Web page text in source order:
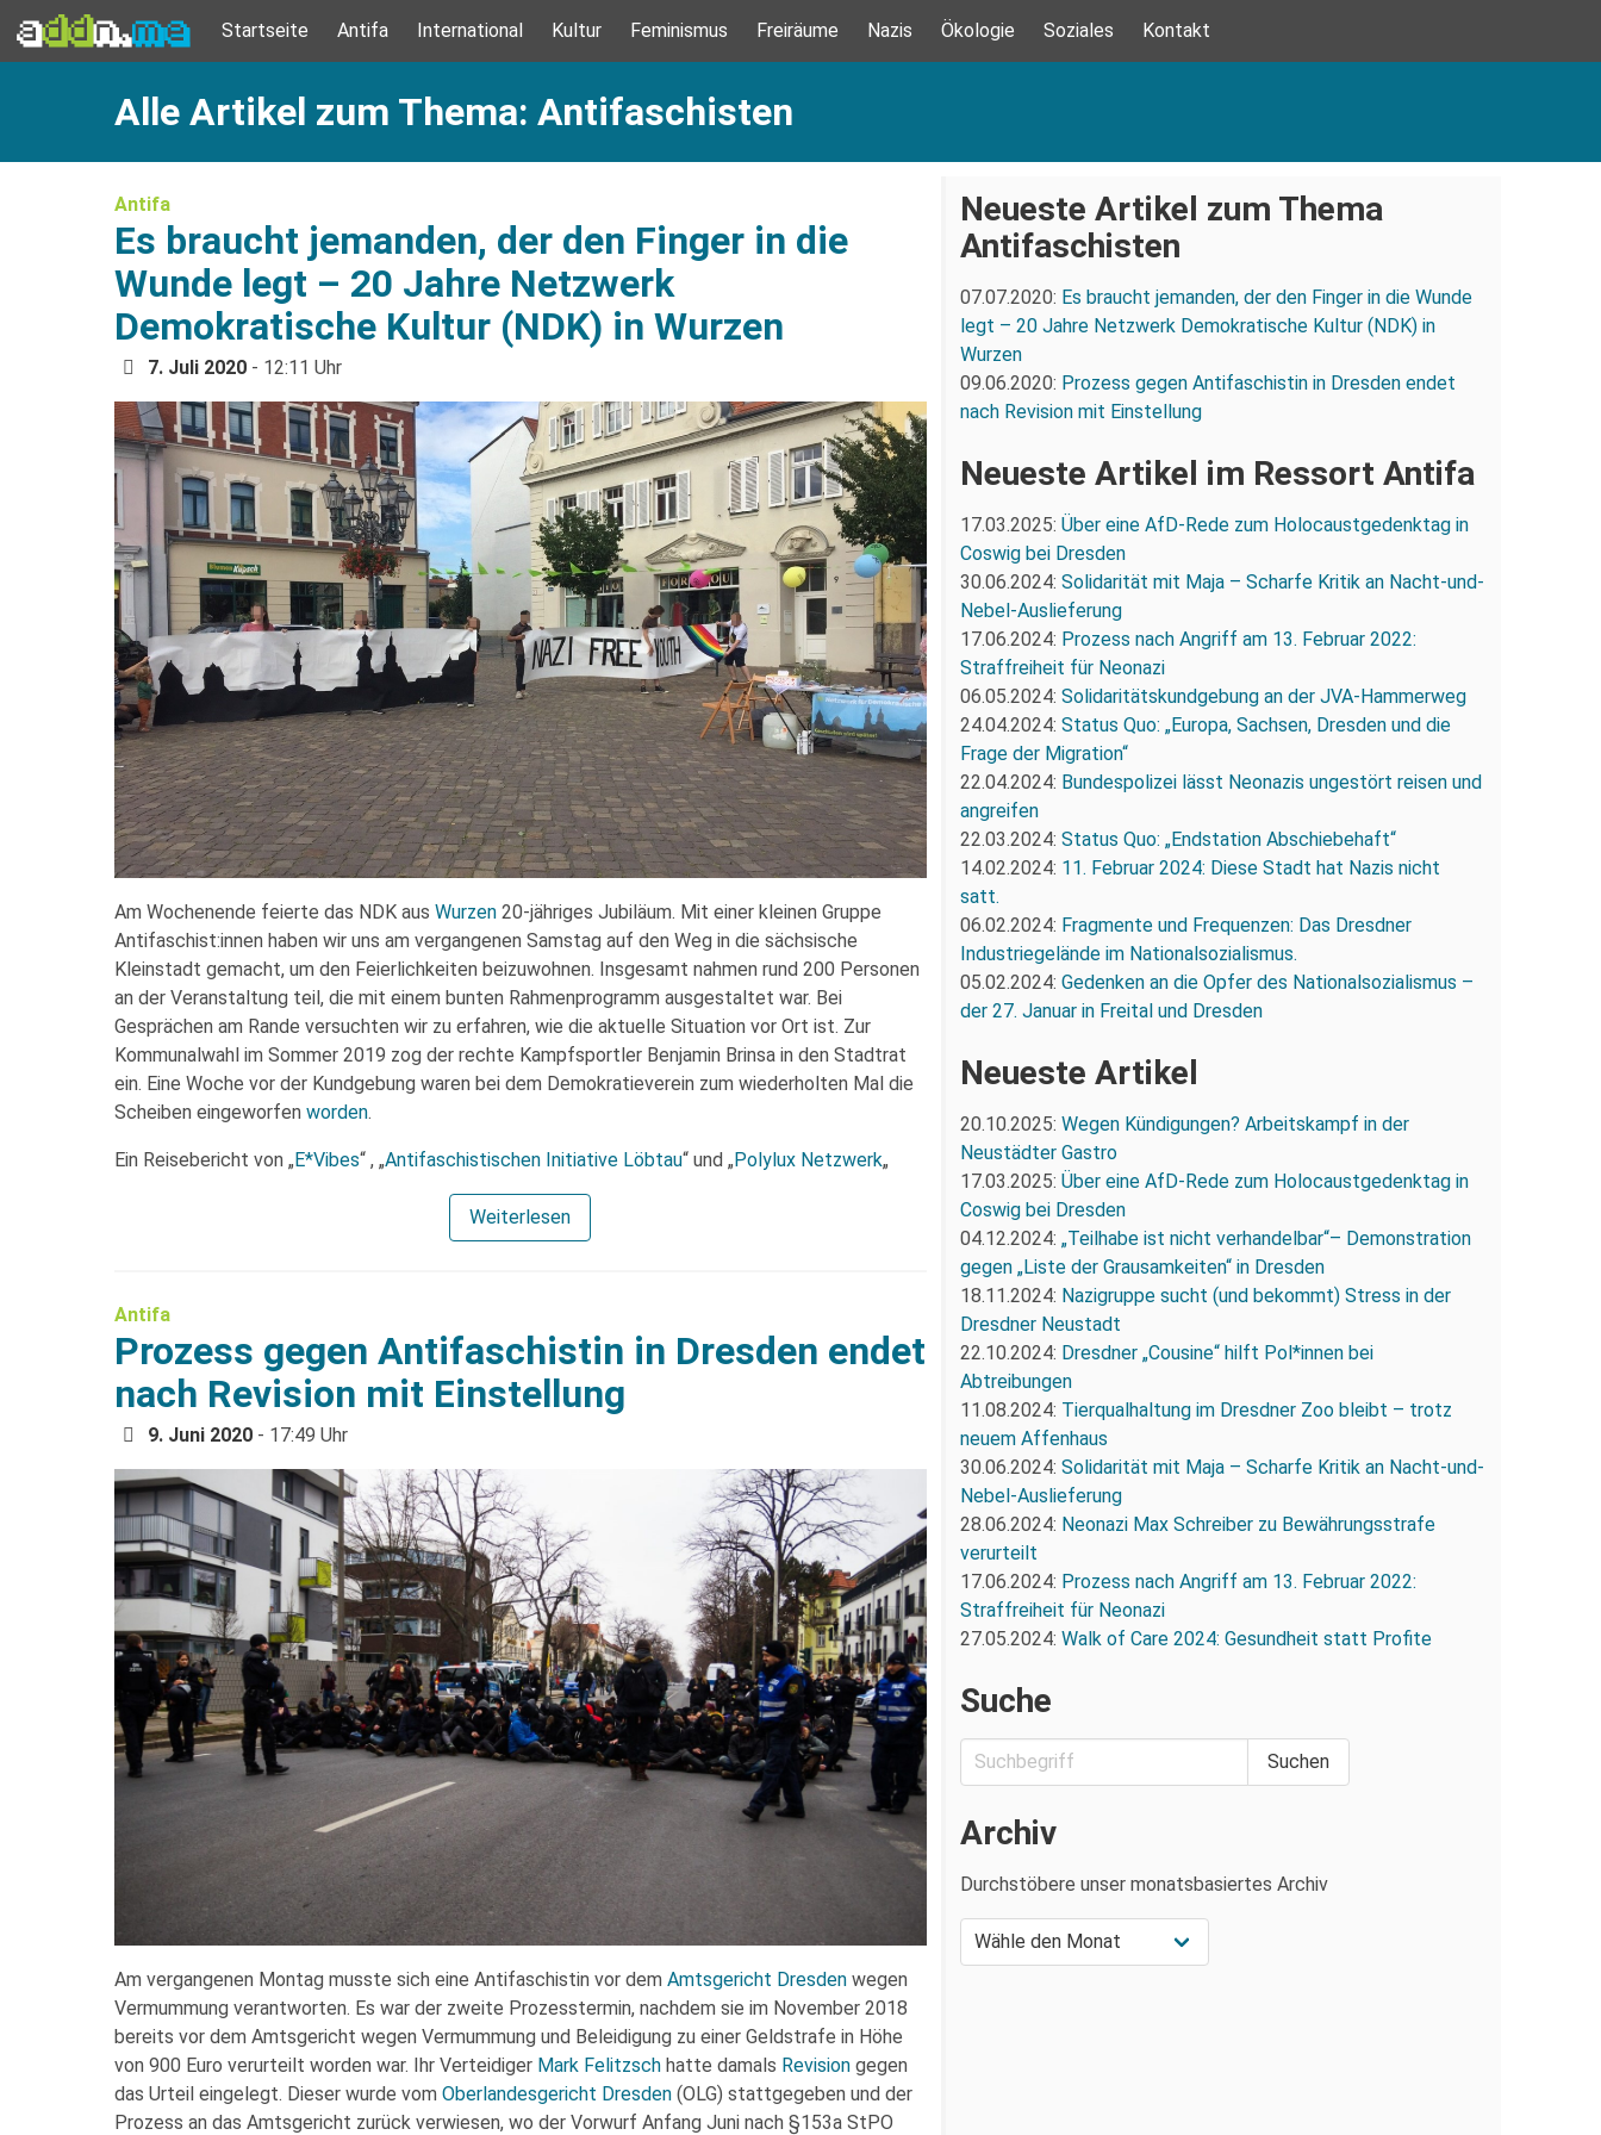
Startseite Antifa International Kultur Feminismus Freiräume Nazis Ökologie Soziales Kontakt
Alle Artikel zum Thema: Antifaschisten
Antifa
Es braucht jemanden, der den Finger in die
Wunde legt – 20 Jahre Netzwerk
Demokratische Kultur (NDK) in Wurzen
7. Juli 2020 - 12:11 Uhr
Am Wochenende feierte das NDK aus Wurzen 20-jähriges Jubiläum. Mit einer kleinen Gruppe
Antifaschist:innen haben wir uns am vergangenen Samstag auf den Weg in die sächsische
Kleinstadt gemacht, um den Feierlichkeiten beizuwohnen. Insgesamt nahmen rund 200 Personen
an der Veranstaltung teil, die mit einem bunten Rahmenprogramm ausgestaltet war. Bei
Gesprächen am Rande versuchten wir zu erfahren, wie die aktuelle Situation vor Ort ist. Zur
Kommunalwahl im Sommer 2019 zog der rechte Kampfsportler Benjamin Brinsa in den Stadtrat
ein. Eine Woche vor der Kundgebung waren bei dem Demokratieverein zum wiederholten Mal die
Scheiben eingeworfen worden.
Ein Reisebericht von „E*Vibes“ , „Antifaschistischen Initiative Löbtau“ und „Polylux Netzwerk„
Weiterlesen
Antifa
Prozess gegen Antifaschistin in Dresden endet
nach Revision mit Einstellung
9. Juni 2020 - 17:49 Uhr
Am vergangenen Montag musste sich eine Antifaschistin vor dem Amtsgericht Dresden wegen
Vermummung verantworten. Es war der zweite Prozesstermin, nachdem sie im November 2018
bereits vor dem Amtsgericht wegen Vermummung und Beleidigung zu einer Geldstrafe in Höhe
von 900 Euro verurteilt worden war. Ihr Verteidiger Mark Felitzsch hatte damals Revision gegen
das Urteil eingelegt. Dieser wurde vom Oberlandesgericht Dresden (OLG) stattgegeben und der
Prozess an das Amtsgericht zurück verwiesen, wo der Vorwurf Anfang Juni nach §153a StPO
Neueste Artikel zum Thema
Antifaschisten
07.07.2020: Es braucht jemanden, der den Finger in die Wunde
legt – 20 Jahre Netzwerk Demokratische Kultur (NDK) in
Wurzen
09.06.2020: Prozess gegen Antifaschistin in Dresden endet
nach Revision mit Einstellung
Neueste Artikel im Ressort Antifa
17.03.2025: Über eine AfD-Rede zum Holocaustgedenktag in
Coswig bei Dresden
30.06.2024: Solidarität mit Maja – Scharfe Kritik an Nacht-und-
Nebel-Auslieferung
17.06.2024: Prozess nach Angriff am 13. Februar 2022:
Straffreiheit für Neonazi
06.05.2024: Solidaritätskundgebung an der JVA-Hammerweg
24.04.2024: Status Quo: „Europa, Sachsen, Dresden und die
Frage der Migration“
22.04.2024: Bundespolizei lässt Neonazis ungestört reisen und
angreifen
22.03.2024: Status Quo: „Endstation Abschiebehaft“
14.02.2024: 11. Februar 2024: Diese Stadt hat Nazis nicht
satt.
06.02.2024: Fragmente und Frequenzen: Das Dresdner
Industriegelände im Nationalsozialismus.
05.02.2024: Gedenken an die Opfer des Nationalsozialismus –
der 27. Januar in Freital und Dresden
Neueste Artikel
20.10.2025: Wegen Kündigungen? Arbeitskampf in der
Neustädter Gastro
17.03.2025: Über eine AfD-Rede zum Holocaustgedenktag in
Coswig bei Dresden
04.12.2024: „Teilhabe ist nicht verhandelbar“– Demonstration
gegen „Liste der Grausamkeiten“ in Dresden
18.11.2024: Nazigruppe sucht (und bekommt) Stress in der
Dresdner Neustadt
22.10.2024: Dresdner „Cousine“ hilft Pol*innen bei
Abtreibungen
11.08.2024: Tierqualhaltung im Dresdner Zoo bleibt – trotz
neuem Affenhaus
30.06.2024: Solidarität mit Maja – Scharfe Kritik an Nacht-und-
Nebel-Auslieferung
28.06.2024: Neonazi Max Schreiber zu Bewährungsstrafe
verurteilt
17.06.2024: Prozess nach Angriff am 13. Februar 2022:
Straffreiheit für Neonazi
27.05.2024: Walk of Care 2024: Gesundheit statt Profite
Suche
Archiv
Durchstöbere unser monatsbasiertes Archiv